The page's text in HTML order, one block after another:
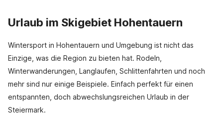
Urlaub im Skigebiet Hohentauern
Wintersport in Hohentauern und Umgebung ist nicht das
Einzige, was die Region zu bieten hat. Rodeln,
Winterwanderungen, Langlaufen, Schlittenfahrten und noch
mehr sind nur einige Beispiele. Einfach perfekt für einen
entspannten, doch abwechslungsreichen Urlaub in der
Steiermark.